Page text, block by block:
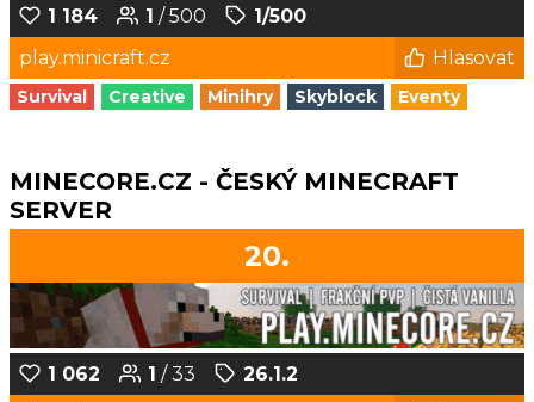
1 184 1 / 500
1/500
play.minicraft.cz
Hlasovat
Survival Creative Minihry Skyblock Eventy
MINECORE.CZ - ČESKÝ MINECRAFT
SERVER
20.
1 062 1 / 33
26.1.2